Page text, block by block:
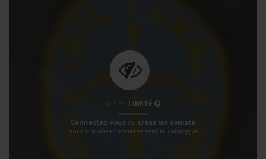
ACCÈS LIMITÉ
Connectez-vous ou créez un compte
pour visualiser entièrement le catalogue